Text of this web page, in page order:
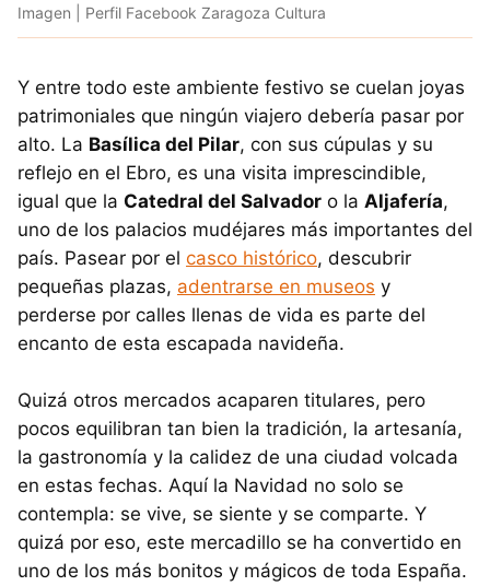
Imagen | Perfil Facebook Zaragoza Cultura
Y entre todo este ambiente festivo se cuelan joyas
patrimoniales que ningún viajero debería pasar por
alto. La Basílica del Pilar, con sus cúpulas y su
reflejo en el Ebro, es una visita imprescindible,
igual que la Catedral del Salvador o la Aljafería,
uno de los palacios mudéjares más importantes del
país. Pasear por el casco histórico, descubrir
pequeñas plazas, adentrarse en museos y
perderse por calles llenas de vida es parte del
encanto de esta escapada navideña.
Quizá otros mercados acaparen titulares, pero
pocos equilibran tan bien la tradición, la artesanía,
la gastronomía y la calidez de una ciudad volcada
en estas fechas. Aquí la Navidad no solo se
contempla: se vive, se siente y se comparte. Y
quizá por eso, este mercadillo se ha convertido en
uno de los más bonitos y mágicos de toda España.